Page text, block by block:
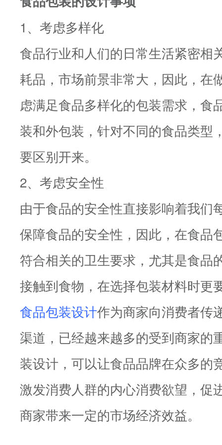
1、考虑多样化
食品行业和人们的日常生活紧密相
耗品，市场前景非常大，因此，在
虑满足食品多样化的包装需求，食
装和外包装，针对不同的食品类型
要区别开来。
2、考虑安全性
由于食品的安全性直接影响着我们
保障食品的安全性，因此，在食品
符合相关的卫生要求，尤其是食品
接触到食物，在选择包装材料时更
食品包装设计作为商家向消费者传
渠道，已经越来越多的受到商家的
装设计，可以让食品品牌在众多的
激发消费人群的内心消费欲望，促
商家带来一定的市场经济效益。